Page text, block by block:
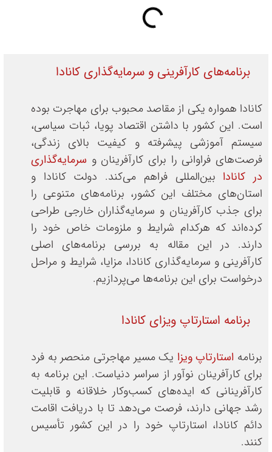
برنامه‌های کارآفرینی و سرمایه‌گذاری کانادا
کانادا همواره یکی از مقاصد محبوب برای مهاجرت بوده
است. این کشور با داشتن اقتصاد پویا، ثبات سیاسی،
سیستم آموزشی پیشرفته و کیفیت بالای زندگی،
فرصت‌های فراوانی را برای کارآفرینان و سرمایه‌گذاری
در کانادا بین‌المللی فراهم می‌کند. دولت کانادا و
استان‌های مختلف این کشور، برنامه‌های متنوعی را
برای جذب کارآفرینان و سرمایه‌گذاران خارجی طراحی
کرده‌اند که هرکدام شرایط و ملزومات خاص خود را
دارند. در این مقاله به بررسی برنامه‌های اصلی
کارآفرینی و سرمایه‌گذاری کانادا، مزایا، شرایط و مراحل
درخواست برای این برنامه‌ها می‌پردازیم.
برنامه استارتاپ ویزای کانادا
برنامه استارتاپ ویزا یک مسیر مهاجرتی منحصر به فرد
برای کارآفرینان نوآور از سراسر دنیاست. این برنامه به
کارآفرینانی که ایده‌های کسب‌وکار خلاقانه و قابلیت
رشد جهانی دارند، فرصت می‌دهد تا با دریافت اقامت
دائم کانادا، استارتاپ خود را در این کشور تأسیس
کنند.